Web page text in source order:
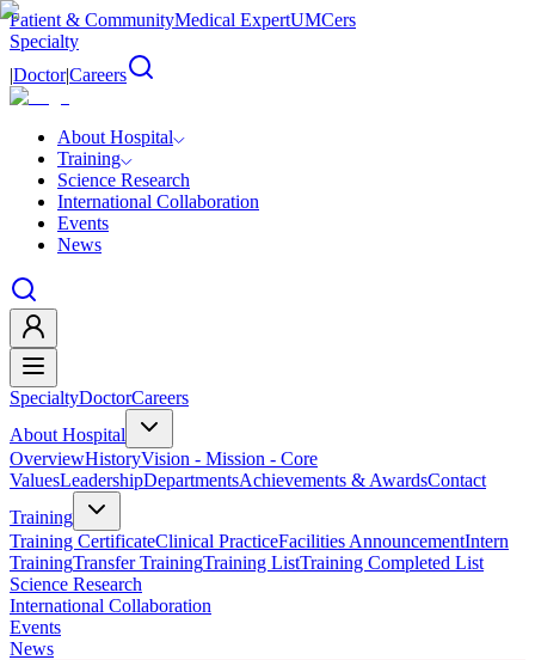
Patient & CommunityMedical ExpertUMCers
Specialty
|Doctor|Careers
About Hospital
Training
Science Research
International Collaboration
Events
News
SpecialtyDoctorCareers
About Hospital
OverviewHistoryVision - Mission - Core
ValuesLeadershipDepartmentsAchievements & AwardsContact
Training
Training CertificateClinical PracticeFacilities AnnouncementIntern
TrainingTransfer TrainingTraining ListTraining Completed List
Science Research
International Collaboration
Events
News